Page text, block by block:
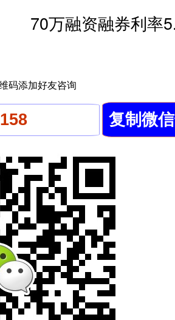
70万融资融券利率
码添加好友咨询